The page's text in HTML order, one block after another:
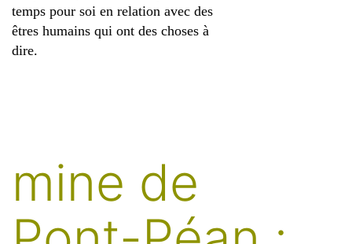
temps pour soi en relation avec des
êtres humains qui ont des choses à
dire.
mine de